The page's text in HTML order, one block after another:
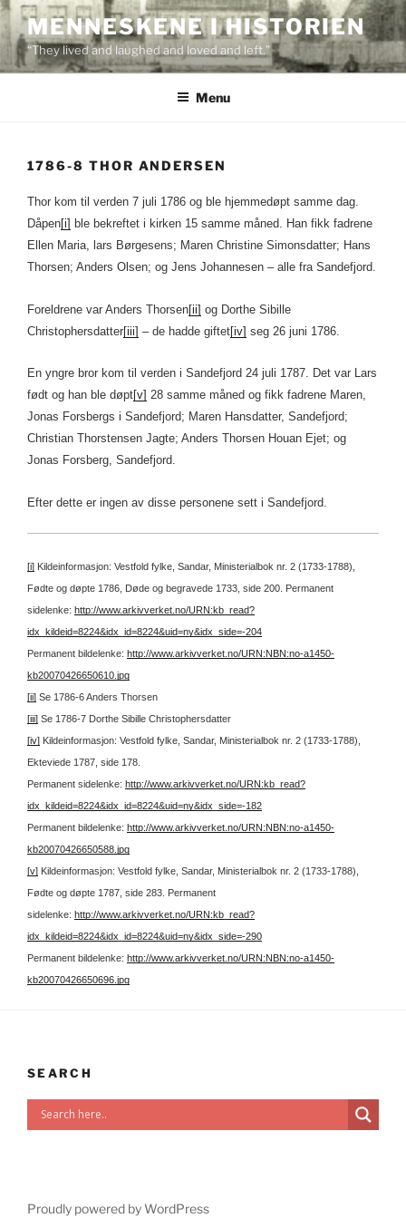
Skip
to
content
MENNESKENE I HISTORIEN
“They lived and laughed and loved and left.”
Menu
1786-8 THOR ANDERSEN
Thor kom til verden 7 juli 1786 og ble hjemmedøpt samme dag.
Dåpen[i] ble bekreftet i kirken 15 samme måned. Han fikk fadrene
Ellen Maria, lars Børgesens; Maren Christine Simonsdatter; Hans
Thorsen; Anders Olsen; og Jens Johannesen – alle fra Sandefjord.
Foreldrene var Anders Thorsen[ii] og Dorthe Sibille
Christophersdatter[iii] – de hadde giftet[iv] seg 26 juni 1786.
En yngre bror kom til verden i Sandefjord 24 juli 1787. Det var Lars
født og han ble døpt[v] 28 samme måned og fikk fadrene Maren,
Jonas Forsbergs i Sandefjord; Maren Hansdatter, Sandefjord;
Christian Thorstensen Jagte; Anders Thorsen Houan Ejet; og
Jonas Forsberg, Sandefjord.
Efter dette er ingen av disse personene sett i Sandefjord.
[i] Kildeinformasjon: Vestfold fylke, Sandar, Ministerialbok nr. 2 (1733-1788),
Fødte og døpte 1786, Døde og begravede 1733, side 200. Permanent
sidelenke: http://www.arkivverket.no/URN:kb_read?
idx_kildeid=8224&idx_id=8224&uid=ny&idx_side=-204
Permanent bildelenke: http://www.arkivverket.no/URN:NBN:no-a1450-
kb20070426650610.jpg
[ii] Se 1786-6 Anders Thorsen
[iii] Se 1786-7 Dorthe Sibille Christophersdatter
[iv] Kildeinformasjon: Vestfold fylke, Sandar, Ministerialbok nr. 2 (1733-1788),
Ekteviede 1787, side 178.
Permanent sidelenke: http://www.arkivverket.no/URN:kb_read?
idx_kildeid=8224&idx_id=8224&uid=ny&idx_side=-182
Permanent bildelenke: http://www.arkivverket.no/URN:NBN:no-a1450-
kb20070426650588.jpg
[v] Kildeinformasjon: Vestfold fylke, Sandar, Ministerialbok nr. 2 (1733-1788),
Fødte og døpte 1787, side 283. Permanent
sidelenke: http://www.arkivverket.no/URN:kb_read?
idx_kildeid=8224&idx_id=8224&uid=ny&idx_side=-290
Permanent bildelenke: http://www.arkivverket.no/URN:NBN:no-a1450-
kb20070426650696.jpg
SEARCH
Proudly powered by WordPress